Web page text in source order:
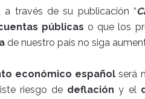
a través de su publicación “
públicas o que los
de nuestro país no siga
económico español será
riesgo de deflación y el